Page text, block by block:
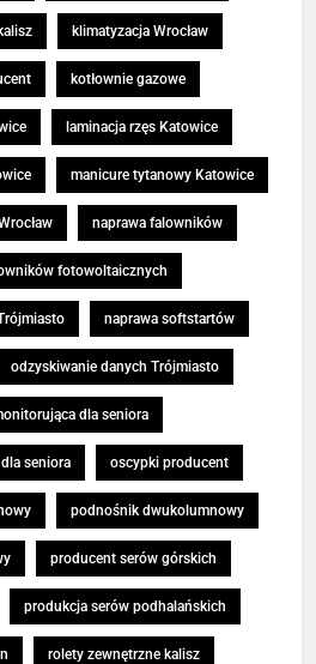
klimatyzacja Wrocław
kotłownie gazowe
laminacja rzęs Katowice
manicure tytanowy Katowice
naprawa falowników
fotowoltaicznych
naprawa softstartów
odzyskiwanie danych Trójmiasto
dla seniora
seniora oscypki producent
podnośnik dwukolumnowy
producent serów górskich
produkcja serów podhalańskich
rolety zewnętrzne kalisz